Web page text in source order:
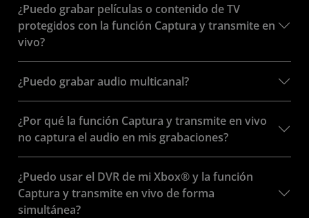
¿Puedo grabar películas o contenido de TV
protegidos con la función Captura y transmite en
vivo?
¿Puedo grabar audio multicanal?
¿Por qué la función Captura y transmite en vivo
no captura el audio en mis grabaciones?
¿Puedo usar el DVR de mi Xbox® y la función
Captura y transmite en vivo de forma
simultánea?